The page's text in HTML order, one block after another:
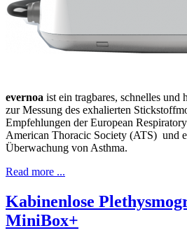
evernoa ist ein tragbares, schnelles und
zur Messung des exhalierten
Empfehlungen der European
American Thoracic Society (ATS) und
Überwachung von Asthma.
Read more ...
Kabinenlose
MiniBox+